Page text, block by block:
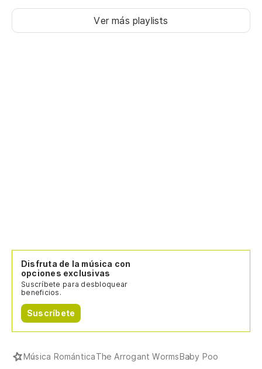
Ver más playlists
Disfruta de la música con
opciones exclusivas
Suscríbete para desbloquear
beneficios.
Suscríbete
Música RománticaThe Arrogant WormsBaby Poo